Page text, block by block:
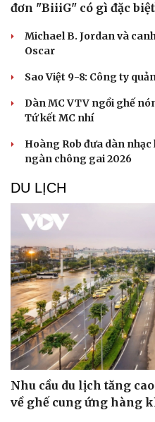
đơn "BiiiG" có gì đặc
Michael B. Jordan và
Oscar
Sao Việt 9-8: Công ty
Dàn MC VTV ngồi ghế
Tứ kết MC nhí
Hoàng Rob đưa dàn
ngàn chông gai 2026
DU LỊCH
Nhu cầu du lịch tăng
về ghế cung ứng hàng